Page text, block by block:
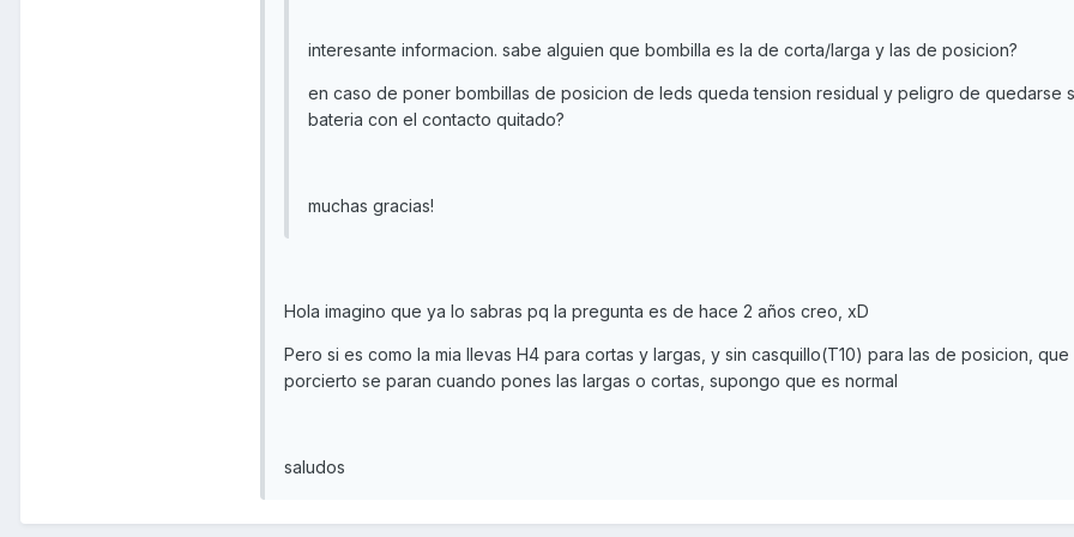
interesante informacion. sabe alguien que bombilla es la de corta/larga y las de posicion?
en caso de poner bombillas de posicion de leds queda tension residual y peligro de quedarse
bateria con el contacto quitado?
muchas gracias!
Hola imagino que ya lo sabras pq la pregunta es de hace 2 años creo, xD
Pero si es como la mia llevas H4 para cortas y largas, y sin casquillo(T10) para las de posicion, que
porcierto se paran cuando pones las largas o cortas, supongo que es normal
saludos